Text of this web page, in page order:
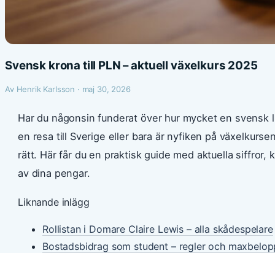
Svensk krona till PLN – aktuell växelkurs 2025
Av Henrik Karlsson · maj 30, 2026
Har du någonsin funderat över hur mycket en svensk
en resa till Sverige eller bara är nyfiken på
rätt. Här får du en praktisk guide med aktuella
av dina pengar.
Liknande inlägg
Rollistan i Domare Claire Lewis – alla skådespelare
Bostadsbidrag som student – regler och